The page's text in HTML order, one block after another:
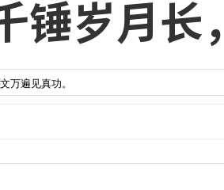
锤岁月长